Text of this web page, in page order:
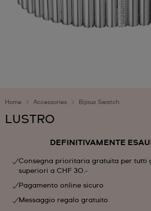
Home Accessories Bijoux Swatch
LUSTRO
DEFINITIVAMENTE
Consegna prioritaria gratuita per tutti
superiori a CHF 30.-
Pagamento online sicuro
Messaggio regalo gratuito